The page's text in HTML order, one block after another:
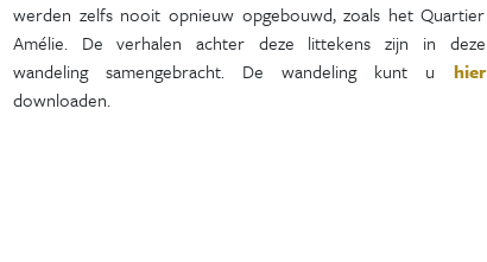
werden zelfs nooit opnieuw opgebouwd, zoals het Quartier
Amélie. De verhalen achter deze littekens zijn in deze
wandeling samengebracht. De wandeling kunt u hier
downloaden.